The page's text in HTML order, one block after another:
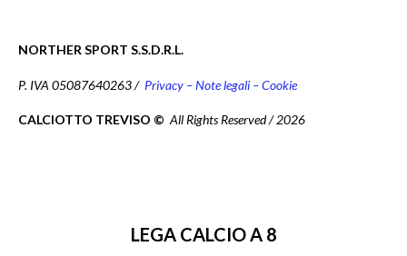
NORTHER SPORT S.S.D.R.L.
P. IVA 05087640263 / Privacy – Note legali – Cookie
CALCIOTTO TREVISO © All Rights Reserved / 2026
LEGA CALCIO A 8